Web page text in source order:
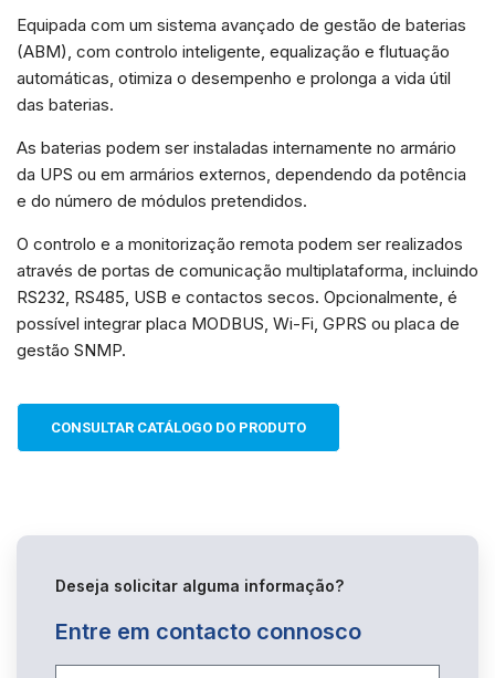
Equipada com um sistema avançado de gestão de baterias
(ABM), com controlo inteligente, equalização e flutuação
automáticas, otimiza o desempenho e prolonga a vida útil
das baterias.
As baterias podem ser instaladas internamente no armário
da UPS ou em armários externos, dependendo da potência
e do número de módulos pretendidos.
O controlo e a monitorização remota podem ser realizados
através de portas de comunicação multiplataforma, incluindo
RS232, RS485, USB e contactos secos. Opcionalmente, é
possível integrar placa MODBUS, Wi-Fi, GPRS ou placa de
gestão SNMP.
CONSULTAR CATÁLOGO DO PRODUTO
Deseja solicitar alguma informação?
Entre em contacto connosco
aumenta a
chance de ver
conteúdo e
ofertas